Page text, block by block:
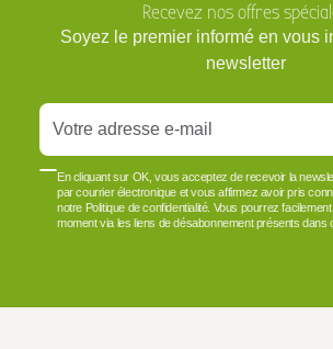
Recevez nos offres
Soyez le premier informé en vous
newsletter
En cliquant sur OK, vous acceptez de recevoir la
par courrier électronique et vous affirmez avoir pris
notre Politique de confidentialité. Vous pourrez
moment via les liens de désabonnement présents dans